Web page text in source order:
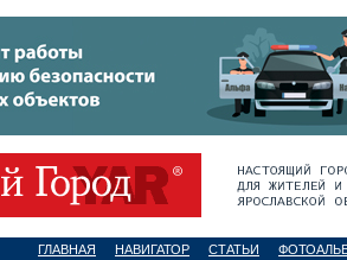
ГЛАВНАЯ НАВИГАТОР СТАТЬИ